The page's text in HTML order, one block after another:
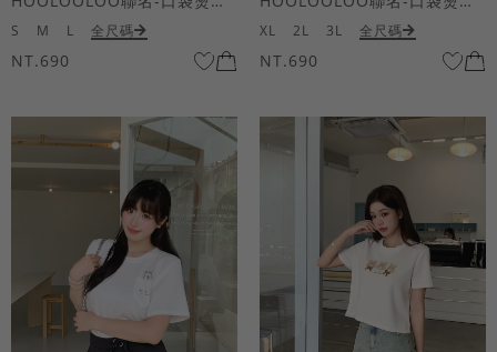
S M L 全尺碼
NT.690
XL 2L 3L 全尺碼
NT.690